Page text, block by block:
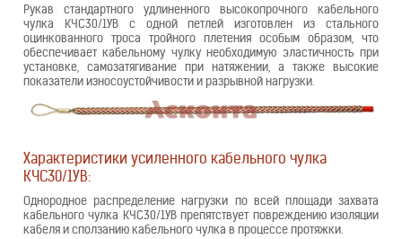
Рукав стандартного удлиненного высокопрочного кабельного
чулка КЧС30/1УВ с одной петлей изготовлен из стального
оцинкованного троса тройного плетения особым образом, что
обеспечивает кабельному чулку необходимую эластичность при
установке, самозатягивание при натяжении, а также высокие
показатели износоустойчивости и разрывной нагрузки.
Характеристики усиленного кабельного чулка
КЧС30/1УВ:
Однородное распределение нагрузки по всей площади захвата
кабельного чулка КЧС30/1УВ препятствует повреждению изоляции
кабеля и сползанию кабельного чулка в процессе протяжки.